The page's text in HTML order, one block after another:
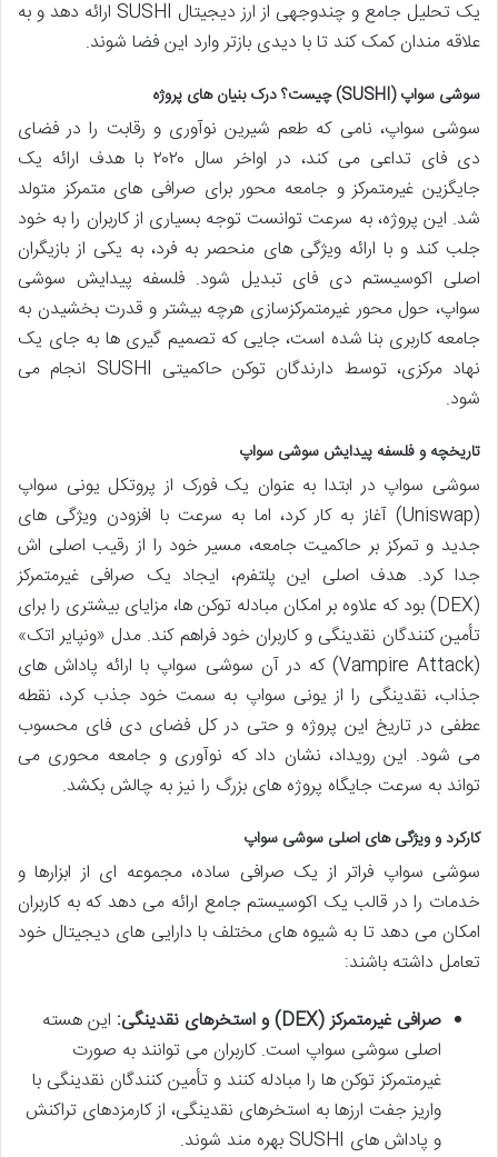
یک تحلیل جامع و چندوجهی از ارز دیجیتال SUSHI ارائه دهد و به
علاقه مندان کمک کند تا با دیدی بازتر وارد این فضا شوند.
سوشی سواپ (SUSHI) چیست؟ درک بنیان های پروژه
سوشی سواپ، نامی که طعم شیرین نوآوری و رقابت را در فضای
دی فای تداعی می کند، در اواخر سال ۲۰۲۰ با هدف ارائه یک
جایگزین غیرمتمرکز و جامعه محور برای صرافی های متمرکز متولد
شد. این پروژه، به سرعت توانست توجه بسیاری از کاربران را به خود
جلب کند و با ارائه ویژگی های منحصر به فرد، به یکی از بازیگران
اصلی اکوسیستم دی فای تبدیل شود. فلسفه پیدایش سوشی
سواپ، حول محور غیرمتمرکزسازی هرچه بیشتر و قدرت بخشیدن به
جامعه کاربری بنا شده است، جایی که تصمیم گیری ها به جای یک
نهاد مرکزی، توسط دارندگان توکن حاکمیتی SUSHI انجام می
شود.
تاریخچه و فلسفه پیدایش سوشی سواپ
سوشی سواپ در ابتدا به عنوان یک فورک از پروتکل یونی سواپ
(Uniswap) آغاز به کار کرد، اما به سرعت با افزودن ویژگی های
جدید و تمرکز بر حاکمیت جامعه، مسیر خود را از رقیب اصلی اش
جدا کرد. هدف اصلی این پلتفرم، ایجاد یک صرافی غیرمتمرکز
(DEX) بود که علاوه بر امکان مبادله توکن ها، مزایای بیشتری را برای
تأمین کنندگان نقدینگی و کاربران خود فراهم کند. مدل «ونپایر اتک»
(Vampire Attack) که در آن سوشی سواپ با ارائه پاداش های
جذاب، نقدینگی را از یونی سواپ به سمت خود جذب کرد، نقطه
عطفی در تاریخ این پروژه و حتی در کل فضای دی فای محسوب
می شود. این رویداد، نشان داد که نوآوری و جامعه محوری می
تواند به سرعت جایگاه پروژه های بزرگ را نیز به چالش بکشد.
کارکرد و ویژگی های اصلی سوشی سواپ
سوشی سواپ فراتر از یک صرافی ساده، مجموعه ای از ابزارها و
خدمات را در قالب یک اکوسیستم جامع ارائه می دهد که به کاربران
امکان می دهد تا به شیوه های مختلف با دارایی های دیجیتال خود
تعامل داشته باشند:
صرافی غیرمتمرکز (DEX) و استخرهای نقدینگی:
این هسته
اصلی سوشی سواپ است. کاربران می توانند به صورت
غیرمتمرکز توکن ها را مبادله کنند و تأمین کنندگان نقدینگی با
واریز جفت ارزها به استخرهای نقدینگی، از کارمزدهای تراکنش
و پاداش های SUSHI بهره مند شوند.